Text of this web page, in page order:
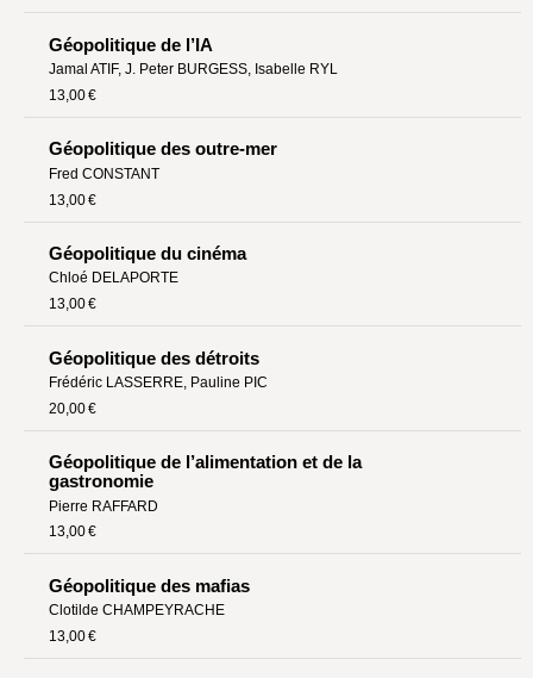
Géopolitique de l’IA
Jamal ATIF, J. Peter BURGESS,
Isabelle RYL
13,00 €
Géopolitique des outre-mer
Fred CONSTANT
13,00 €
Géopolitique du cinéma
Chloé DELAPORTE
13,00 €
Géopolitique des détroits
Frédéric LASSERRE,
Pauline PIC
20,00 €
Géopolitique de l’alimentation et de la
gastronomie
Pierre RAFFARD
13,00 €
Géopolitique des mafias
Clotilde CHAMPEYRACHE
13,00 €